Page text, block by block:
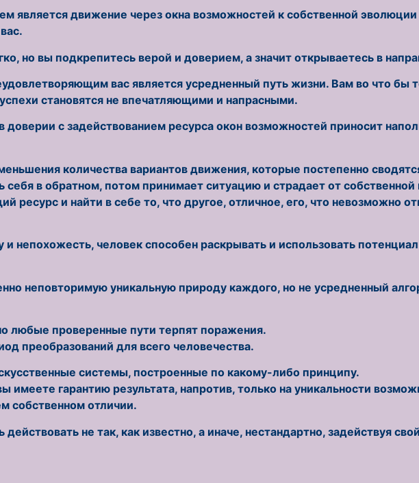
является движение через окна возможностей к собственной
но вы подкрепитесь верой и доверием, а значит открываетесь в
вас является усредненный путь жизни. Вам во что бы
становятся не впечатляющими и напрасными.
с задействованием ресурса окон возможностей приносит
количества вариантов движения, которые постепенно
в обратном, потом принимает ситуацию и страдает от собственной
ресурс и найти в себе то, что другое, отличное, его, что невозможно
непохожесть, человек способен раскрывать и использовать
неповторимую уникальную природу каждого, но не усредненный
любые проверенные пути терпят поражения.
преобразований для всего человечества.
системы, построенные по какому-либо принципу.
имеете гарантию результата, напротив, только на уникальности
собственном отличии.
не так, как известно, а иначе, нестандартно, задействуя